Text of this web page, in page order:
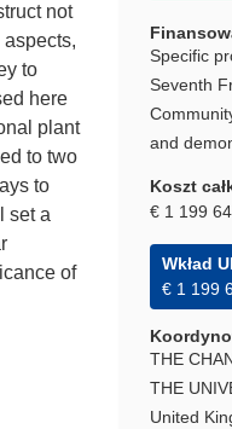
Specific
Seventh
and
Koszt
€ 1 199
Wkład
€ 1 199
THE
THE
United
not
to
here
plant
to two
to
set a
of